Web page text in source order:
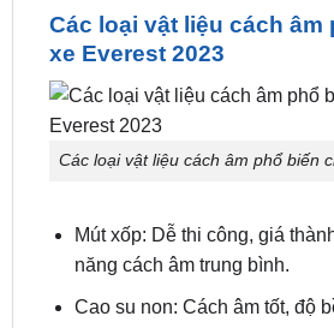
Các loại vật liệu cách âm
xe Everest 2023
Các loại vật liệu cách âm phổ biến
Mút xốp: Dễ thi công, giá
năng cách âm trung bình.
Cao su non: Cách âm tốt, độ